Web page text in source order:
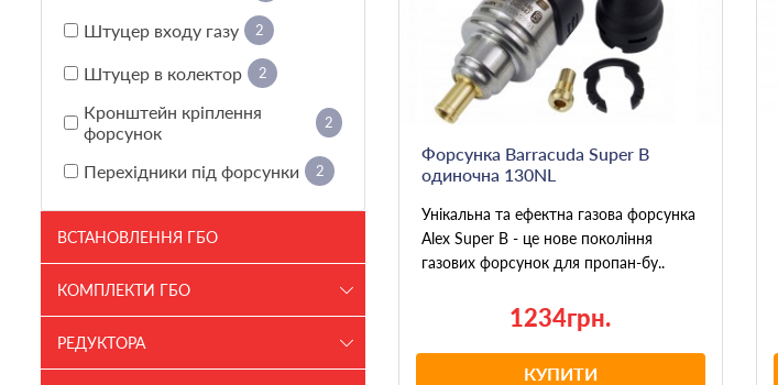
Штуцер входу газу 2
Штуцер в колектор 2
Кронштейн кріплення
форсунок
2
Перехідники під форсунки 2
ВСТАНОВЛЕННЯ ГБО
КОМПЛЕКТИ ГБО
РЕДУКТОРА
Форсунка Barracuda Super B
одиночна 130NL
Унікальна та ефектна газова форсунка
Alex Super B - це нове покоління
газових форсунок для пропан-бу..
1234грн.
КУПИТИ